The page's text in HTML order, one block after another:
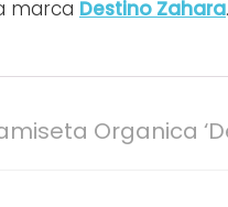
marca Destino Zahara.
Organica